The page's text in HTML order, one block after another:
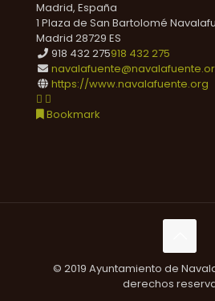
Madrid, España
1 Plaza de San Bartolomé
Madrid 28729 ES
918 432 275918 432 275
https://www.navalafuente.org
Bookmark
© 2019 Ayuntamiento de
derechos